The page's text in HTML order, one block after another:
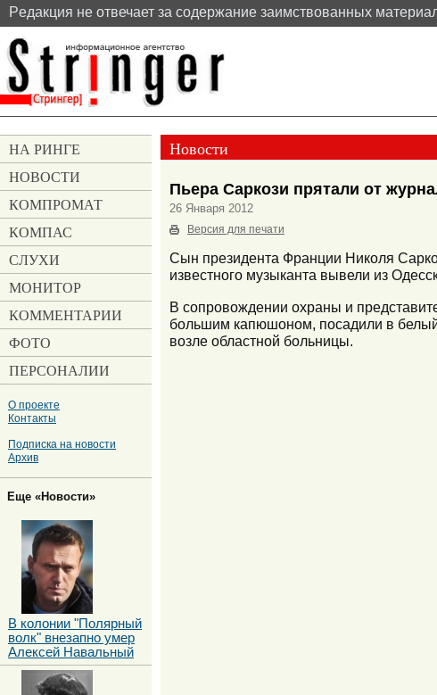
Pедакция не отвечает за содержание заимствованных
Новости
Пьера Саркози прятали от
26 Января 2012
Версия для печати
Сын президента Франции Николя
известного музыканта вывели из
В сопровождении охраны и
большим капюшоном, посадили в белый
возле областной больницы.
НА РИНГЕ
НОВОСТИ
КОМПРОМАТ
КОМПАС
СЛУХИ
МОНИТОР
КОММЕНТАРИИ
ФОТО
ПЕРСОНАЛИИ
О проекте
Контакты
Подписка на новости
Архив
Еще «Новости»
В колонии "Полярный
волк" внезапно умер
Алексей Навальный